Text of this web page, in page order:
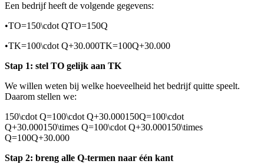
Een bedrijf heeft de volgende gegevens:
•TO=150\cdot QTO=150Q
•TK=100\cdot Q+30.000TK=100Q+30.000
Stap 1: stel TO gelijk aan TK
We willen weten bij welke hoeveelheid het bedrijf quitte speelt.
Daarom stellen we:
150\cdot Q=100\cdot Q+30.000150Q=100\cdot
Q+30.000150\times Q=100\cdot Q+30.000150\times
Q=100Q+30.000
Stap 2: breng alle Q-termen naar één kant